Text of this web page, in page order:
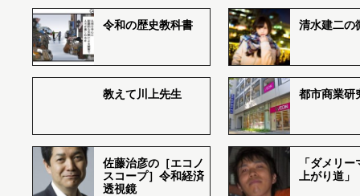
令和の歴史教科書 清水建二の
教えて川上先生 都市商業研
佐藤治彦の［エコノ
スコープ］令和経済
透視鏡
「ダメリ
上がり道」